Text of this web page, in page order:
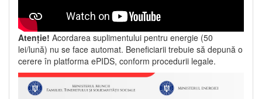
Atenție! Acordarea suplimentului pentru energie (50
lei/lună) nu se face automat. Beneficiarii trebuie să depună o
cerere în platforma ePIDS, conform procedurii legale.